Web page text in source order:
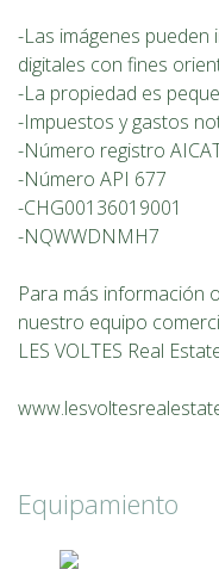
-Las imágenes
digitales con fines
-La propiedad es
-Impuestos y gastos
-Número registro
-Número API 677
-CHG00136019001
-NQWWDNMH7
Para más información
nuestro equipo
LES VOLTES Real
Equipamiento